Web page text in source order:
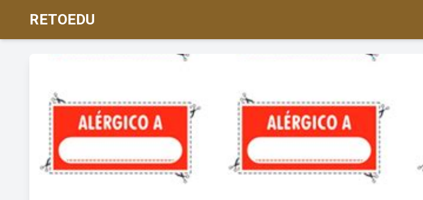
RETOEDU